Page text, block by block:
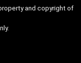
and copyright of